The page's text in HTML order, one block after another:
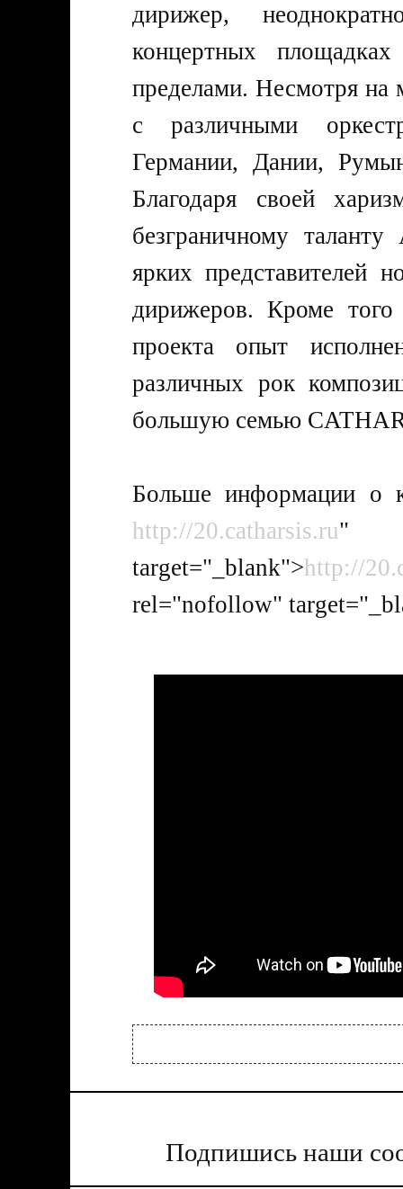
дирижер,
концертных
пределами. Несмотря на
с различными
Германии, Дании,
Благодаря своей
безграничному
ярких представителей
дирижеров. Кроме
проекта опыт
различных рок
большую семью
Больше информации о
http://20.catharsis.ru"
target="_blank">http://
rel="nofollow"
Подпишись наши